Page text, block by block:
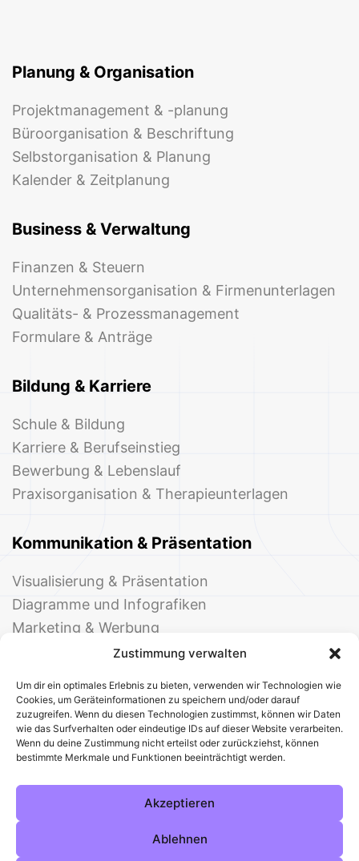
Zustimmung verwalten
Um dir ein optimales Erlebnis zu bieten, verwenden wir Technologien wie
Cookies, um Geräteinformationen zu speichern und/oder darauf
zuzugreifen. Wenn du diesen Technologien zustimmst, können wir Daten
wie das Surfverhalten oder eindeutige IDs auf dieser Website verarbeiten.
Wenn du deine Zustimmung nicht erteilst oder zurückziehst, können
bestimmte Merkmale und Funktionen beeinträchtigt werden.
Akzeptieren
Ablehnen
Planung & Organisation
Projektmanagement & -planung
Büroorganisation & Beschriftung
Selbstorganisation & Planung
Kalender & Zeitplanung
Business & Verwaltung
Finanzen & Steuern
Unternehmensorganisation & Firmenunterlagen
Qualitäts- & Prozessmanagement
Formulare & Anträge
Bildung & Karriere
Schule & Bildung
Karriere & Berufseinstieg
Bewerbung & Lebenslauf
Praxisorganisation & Therapieunterlagen
Kommunikation & Präsentation
Visualisierung & Präsentation
Diagramme und Infografiken
Marketing & Werbung
Events & Einladungen
© 2025 Deine Welt der Office-Vorlagen
Alle VorlagenÜber unsKontakt
DatenschutzCookies